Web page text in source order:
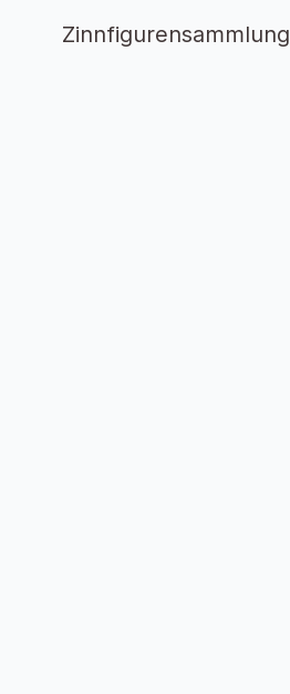
Zinnfigurensammlung